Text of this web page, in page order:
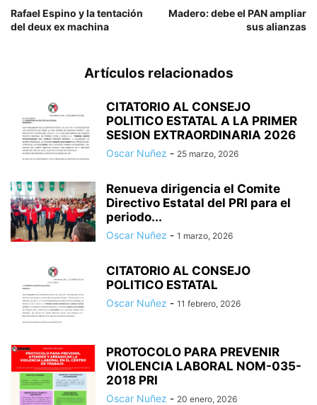
Rafael Espino y la tentación
del deux ex machina
Madero: debe el PAN ampliar
sus alianzas
Artículos relacionados
CITATORIO AL CONSEJO
POLITICO ESTATAL A LA PRIMER
SESION EXTRAORDINARIA 2026
Oscar Nuñez - 25 marzo, 2026
Renueva dirigencia el Comite
Directivo Estatal del PRI para el
periodo...
Oscar Nuñez - 1 marzo, 2026
CITATORIO AL CONSEJO
POLITICO ESTATAL
Oscar Nuñez - 11 febrero, 2026
PROTOCOLO PARA PREVENIR
VIOLENCIA LABORAL NOM-035-
2018 PRI
Oscar Nuñez - 20 enero, 2026